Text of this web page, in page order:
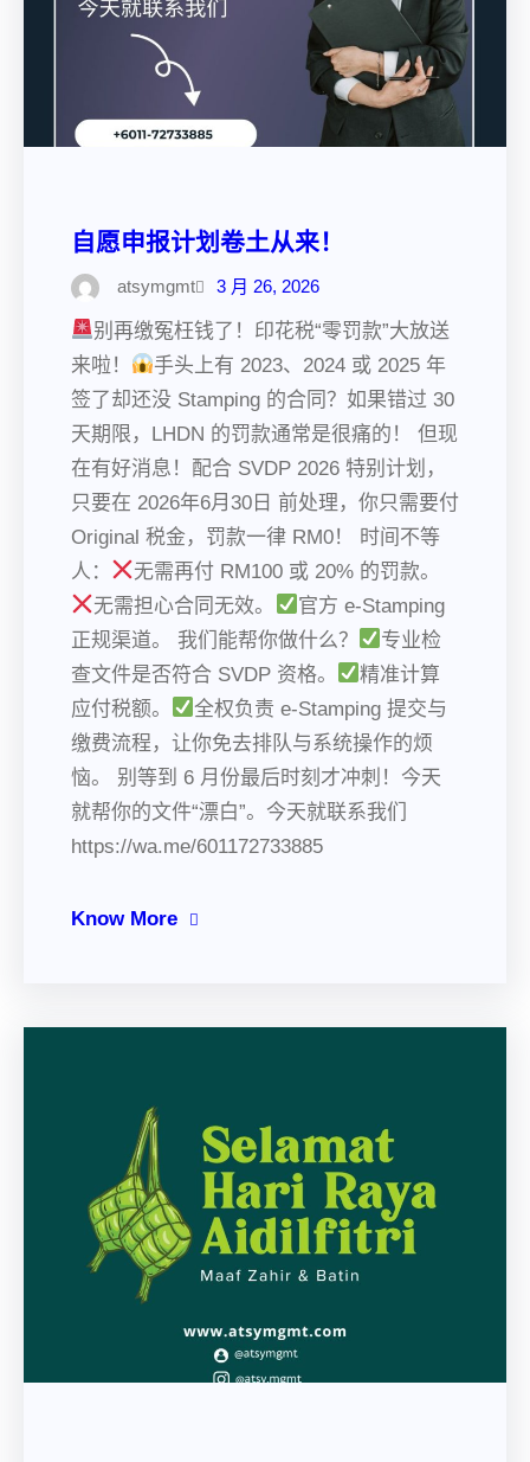
自愿申报计划卷土从来！
atsymgmt 3 月 26, 2026
别再缴冤枉钱了！印花税“零罚款”大放送
来啦！
手头上有 2023、2024 或 2025 年
签了却还没 Stamping 的合同？如果错过 30
天期限，LHDN 的罚款通常是很痛的！ 但现
在有好消息！配合 SVDP 2026 特别计划，
只要在 2026年6月30日 前处理，你只需要付
Original 税金，罚款一律 RM0！ 时间不等
人：
无需再付 RM100 或 20% 的罚款。
无需担心合同无效。
官方 e-Stamping
正规渠道。 我们能帮你做什么？
专业检
查文件是否符合 SVDP 资格。
精准计算
应付税额。
全权负责 e-Stamping 提交与
缴费流程，让你免去排队与系统操作的烦
恼。 别等到 6 月份最后时刻才冲刺！今天
就帮你的文件“漂白”。今天就联系我们
https://wa.me/601172733885
Know More